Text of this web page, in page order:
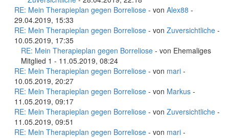
RE: Mein Therapieplan gegen Borreliose - von Alex88 -
29.04.2019, 15:33
RE: Mein Therapieplan gegen Borreliose - von Zuversichtliche -
10.05.2019, 17:35
RE: Mein Therapieplan gegen Borreliose - von Ehemaliges
Mitglied 1 - 11.05.2019, 08:24
RE: Mein Therapieplan gegen Borreliose - von mari -
10.05.2019, 20:27
RE: Mein Therapieplan gegen Borreliose - von Markus -
11.05.2019, 09:17
RE: Mein Therapieplan gegen Borreliose - von Zuversichtliche -
11.05.2019, 09:51
RE: Mein Therapieplan gegen Borreliose - von mari -